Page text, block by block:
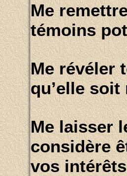
Me
témoins
Me révéler
qu’elle
Me laisser
considère
vos